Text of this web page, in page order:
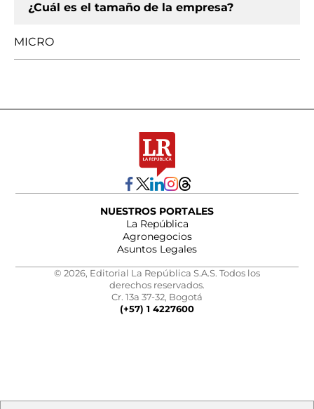
¿Cuál es el tamaño de la empresa?
MICRO
NUESTROS PORTALES
La República
Agronegocios
Asuntos Legales
© 2026, Editorial La República S.A.S. Todos los
derechos reservados.
Cr. 13a 37-32, Bogotá
(+57) 1 4227600